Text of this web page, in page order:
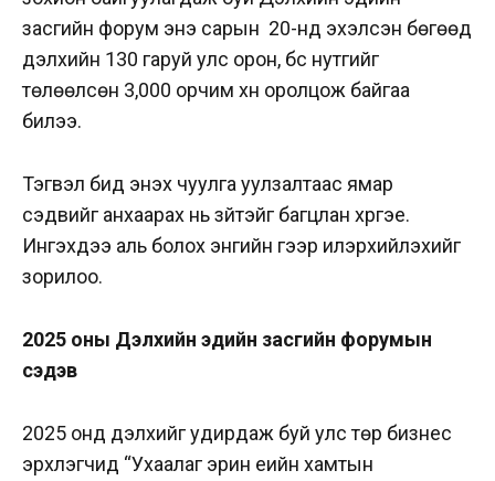
засгийн форум энэ сарын 20-нд эхэлсэн бөгөөд
дэлхийн 130 гаруй улс орон, бүс нутгийг
төлөөлсөн 3,000 орчим хүн оролцож байгаа
билээ.
Тэгвэл бид энэхүү чуулга уулзалтаас ямар
сэдвийг анхаарах нь зүйтэйг багцлан хүргэе.
Ингэхдээ аль болох энгийн үгээр илэрхийлэхийг
зорилоо.
2025 оны Дэлхийн эдийн засгийн форумын
сэдэв
2025 онд дэлхийг удирдаж буй улс төр бизнес
эрхлэгчид “Ухаалаг эрин үеийн хамтын